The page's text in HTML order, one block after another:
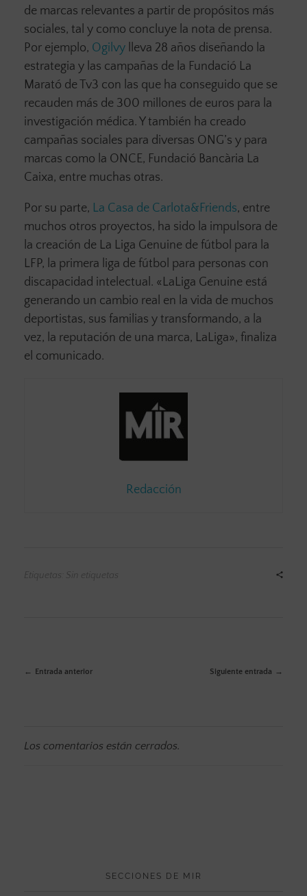
de marcas relevantes a partir de propósitos más
sociales, tal y como concluye la nota de prensa.
Por ejemplo, Ogilvy lleva 28 años diseñando la
estrategia y las campañas de la Fundació La
Marató de Tv3 con las que ha conseguido que se
recauden más de 300 millones de euros para la
investigación médica. Y también ha creado
campañas sociales para diversas ONG’s y para
marcas como la ONCE, Fundació Bancària La
Caixa, entre muchas otras.
Por su parte, La Casa de Carlota&Friends, entre
muchos otros proyectos, ha sido la impulsora de
la creación de La Liga Genuine de fútbol para la
LFP, la primera liga de fútbol para personas con
discapacidad intelectual. «LaLiga Genuine está
generando un cambio real en la vida de muchos
deportistas, sus familias y transformando, a la
vez, la reputación de una marca, LaLiga», finaliza
el comunicado.
Redacción
Etiquetas: Sin etiquetas
Entrada anterior Siguiente entrada
Los comentarios están cerrados.
SECCIONES DE MIR